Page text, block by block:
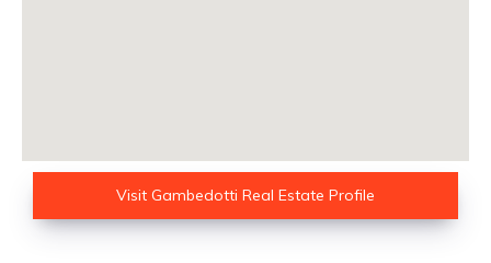
Visit Gambedotti Real Estate Profile